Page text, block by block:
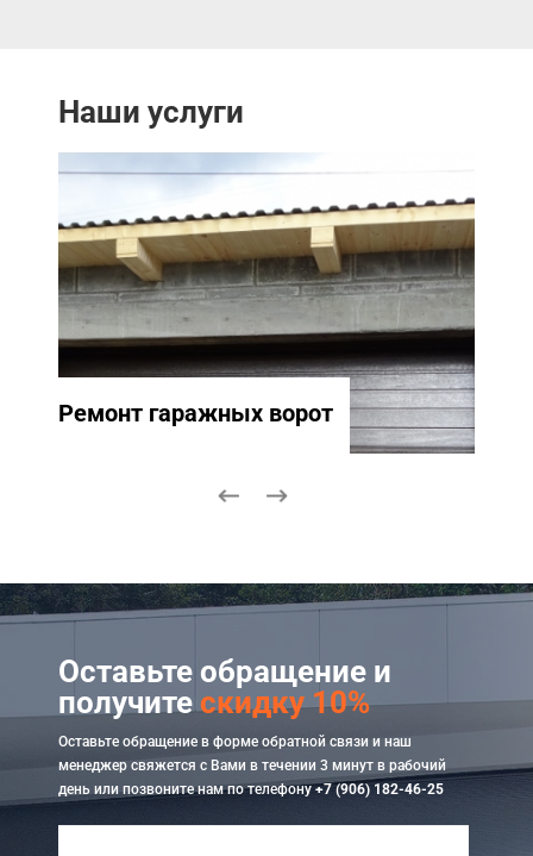
Наши услуги
Ремонт гаражных ворот
Оставьте обращение и
получитескидку 10%
Оставьте обращение в форме обратной связи и наш
менеджер свяжется с Вами в течении 3 минут в рабочий
день или позвоните нам по телефону+7 (906) 182-46-25